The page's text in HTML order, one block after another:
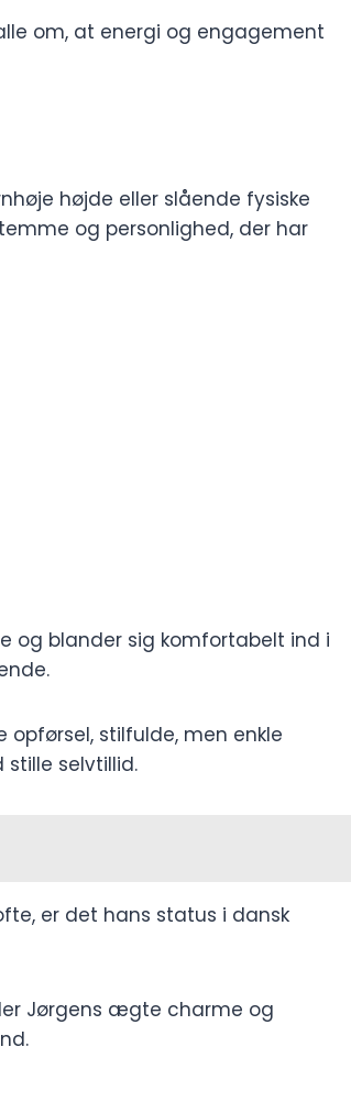
om, at energi og engagement
højde eller slående fysiske
og personlighed, der har
og blander sig komfortabelt ind i
stilfulde, men enkle
selvtillid.
er det hans status i dansk
Jørgens ægte charme og